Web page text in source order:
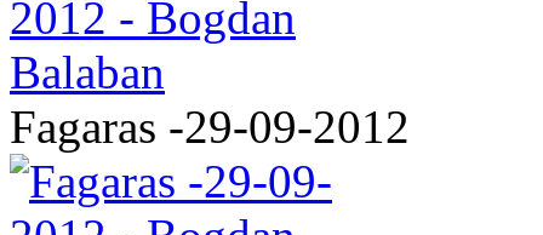
Fagaras -29-09-2012